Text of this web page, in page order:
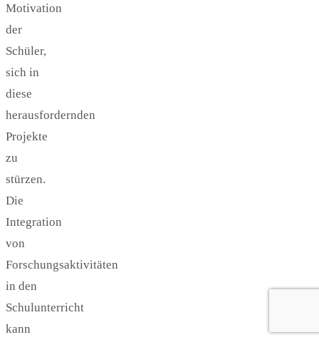
Motivation
der
Schüler,
sich in
diese
herausfordernden
Projekte
zu
stürzen.
Die
Integration
von
Forschungsaktivitäten
in den
Schulunterricht
kann